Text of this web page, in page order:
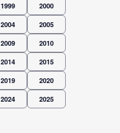
1999 2000
2004 2005
2009 2010
2014 2015
2019 2020
2024 2025